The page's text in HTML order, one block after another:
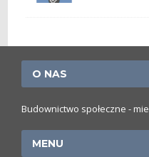
O NAS
Budownictwo społeczne -
MENU